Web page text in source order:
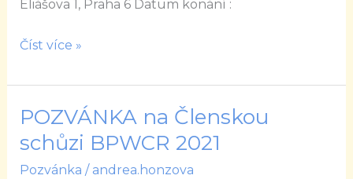
Eliášova 1, Praha 6 Datum konání :
Číst více »
POZVÁNKA na Členskou
schůzi BPWCR 2021
Pozvánka / andrea.honzova
POZVÁNKA
na